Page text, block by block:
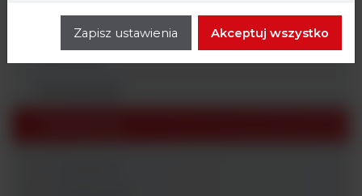
Badania molekularne
Biochemia
Zapisz ustawienia Akceptuj wszystko